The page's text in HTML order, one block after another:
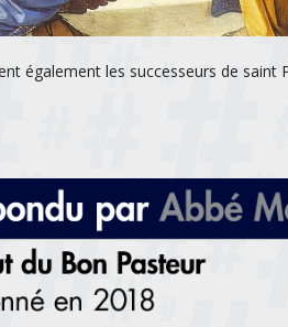
également les successeurs de